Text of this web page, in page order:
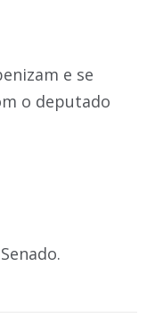
e se
o deputado